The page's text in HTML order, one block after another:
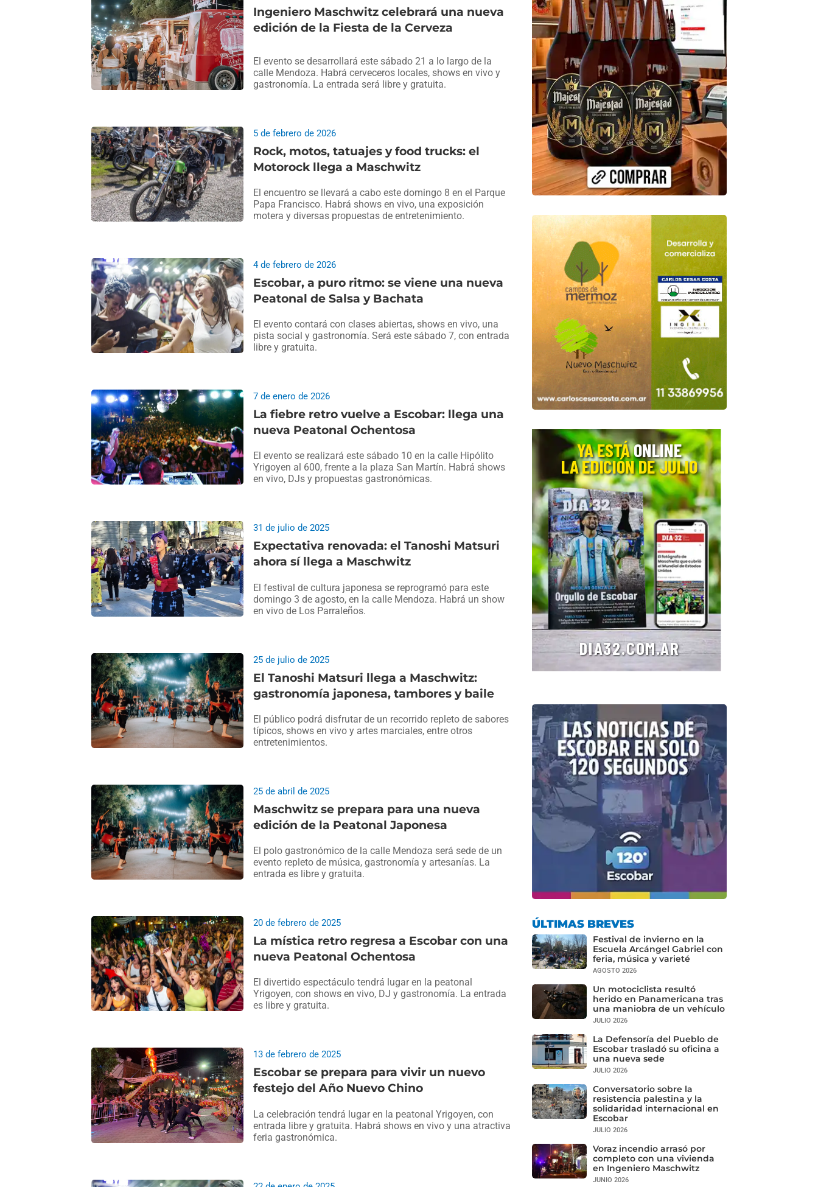
Ingeniero Maschwitz celebrará una nueva
edición de la Fiesta de la Cerveza
El evento se desarrollará este sábado 21 a lo largo de la
calle Mendoza. Habrá cerveceros locales, shows en vivo y
gastronomía. La entrada será libre y gratuita.
Rock, motos, tatuajes y food trucks: el
Motorock llega a Maschwitz
5 de febrero de 2026
El encuentro se llevará a cabo este domingo 8 en el Parque
Papa Francisco. Habrá shows en vivo, una exposición
motera y diversas propuestas de entretenimiento.
Escobar, a puro ritmo: se viene una nueva
Peatonal de Salsa y Bachata
4 de febrero de 2026
El evento contará con clases abiertas, shows en vivo, una
pista social y gastronomía. Será este sábado 7, con entrada
libre y gratuita.
La fiebre retro vuelve a Escobar: llega una
nueva Peatonal Ochentosa
7 de enero de 2026
El evento se realizará este sábado 10 en la calle Hipólito
Yrigoyen al 600, frente a la plaza San Martín. Habrá shows
en vivo, DJs y propuestas gastronómicas.
Expectativa renovada: el Tanoshi Matsuri
ahora sí llega a Maschwitz
31 de julio de 2025
El festival de cultura japonesa se reprogramó para este
domingo 3 de agosto, en la calle Mendoza. Habrá un show
en vivo de Los Parraleños.
El Tanoshi Matsuri llega a Maschwitz:
gastronomía japonesa, tambores y baile
25 de julio de 2025
El público podrá disfrutar de un recorrido repleto de sabores
típicos, shows en vivo y artes marciales, entre otros
entretenimientos.
Maschwitz se prepara para una nueva
edición de la Peatonal Japonesa
25 de abril de 2025
El polo gastronómico de la calle Mendoza será sede de un
evento repleto de música, gastronomía y artesanías. La
entrada es libre y gratuita.
La mística retro regresa a Escobar con una
nueva Peatonal Ochentosa
20 de febrero de 2025
El divertido espectáculo tendrá lugar en la peatonal
Yrigoyen, con shows en vivo, DJ y gastronomía. La entrada
es libre y gratuita.
Escobar se prepara para vivir un nuevo
festejo del Año Nuevo Chino
13 de febrero de 2025
La celebración tendrá lugar en la peatonal Yrigoyen, con
entrada libre y gratuita. Habrá shows en vivo y una atractiva
feria gastronómica.
ÚLTIMAS BREVES
Festival de invierno en la
Escuela Arcángel Gabriel con
feria, música y varieté
AGOSTO 2026
Un motociclista resultó
herido en Panamericana tras
una maniobra de un vehículo
JULIO 2026
La Defensoría del Pueblo de
Escobar trasladó su oficina a
una nueva sede
JULIO 2026
Conversatorio sobre la
resistencia palestina y la
solidaridad internacional en
Escobar
JULIO 2026
Voraz incendio arrasó por
completo con una vivienda
en Ingeniero Maschwitz
JUNIO 2026